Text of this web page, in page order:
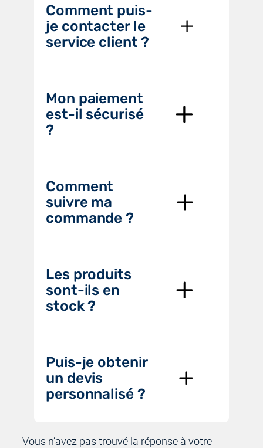
Comment puis-
je contacter le
service client ?
Mon paiement
est-il sécurisé
?
Comment
suivre ma
commande ?
Les produits
sont-ils en
stock ?
Puis-je obtenir
un devis
personnalisé ?
Vous n’avez pas trouvé la réponse à votre